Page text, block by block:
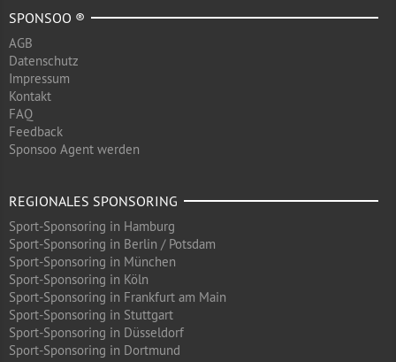
SPONSOO ®
AGB
Datenschutz
Impressum
Kontakt
FAQ
Feedback
Sponsoo Agent werden
REGIONALES SPONSORING
Sport-Sponsoring in Hamburg
Sport-Sponsoring in Berlin / Potsdam
Sport-Sponsoring in München
Sport-Sponsoring in Köln
Sport-Sponsoring in Frankfurt am Main
Sport-Sponsoring in Stuttgart
Sport-Sponsoring in Düsseldorf
Sport-Sponsoring in Dortmund